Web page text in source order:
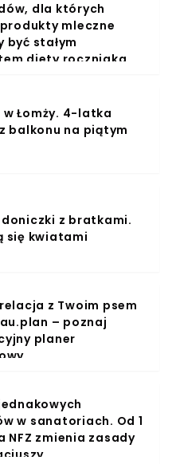
dla których
mleczne
być stałym
diety roczniaka
Łomży. 4-latka
balkonu na piątym
doniczki z bratkami.
się kwiatami
z Twoim psem
– poznaj
planer
w sanatoriach. Od 1
NFZ zmienia zasady